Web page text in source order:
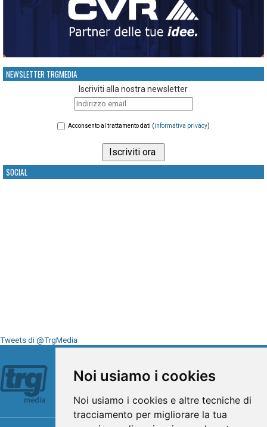
Noi usiamo i cookies
Noi usiamo i cookies e altre tecniche di
tracciamento per migliorare la tua
NEWSLETTER TRGMEDIA
Iscriviti alla nostra newsletter
Acconsento al trattamento dati (informativa privacy)
SOCIAL
Tweets di @TrgMedia